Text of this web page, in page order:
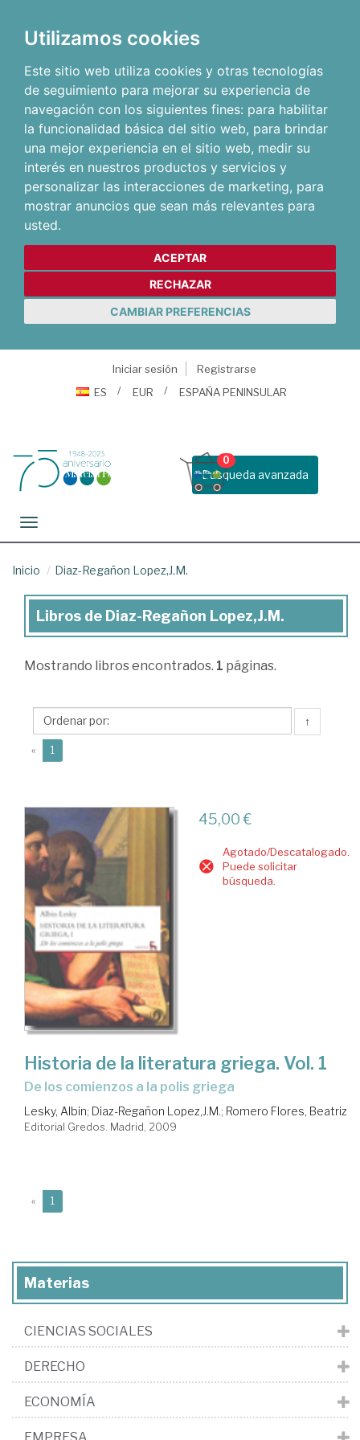
Utilizamos cookies
Este sitio web utiliza cookies y otras tecnologías
de seguimiento para mejorar su experiencia de
navegación con los siguientes fines: para habilitar
la funcionalidad básica del sitio web, para brindar
una mejor experiencia en el sitio web, medir su
interés en nuestros productos y servicios y
personalizar las interacciones de marketing, para
mostrar anuncios que sean más relevantes para
usted.
ACEPTAR
RECHAZAR
CAMBIAR PREFERENCIAS
Iniciar sesión
Registrarse
ES
EUR ESPAÑA PENINSULAR
Busqueda avanzada
0
Toggle navigation
Inicio Diaz-Regañon Lopez,J.M.
Libros
Diaz-
Lopez,J.M.
Libros de Diaz-Regañon Lopez,J.M.
Mostrando libros encontrados. 1 páginas.
↑
« 1
45,00 €
Agotado/Descatalogado.
Puede solicitar
búsqueda.
Historia de la literatura griega. Vol. 1
de los comienzos a la polis griega
Lesky, Albin; Diaz-Regañon Lopez,J.M.; Romero Flores, Beatriz
Editorial Gredos. Madrid, 2009
« 1
Materias
CIENCIAS SOCIALES
DERECHO
ECONOMÍA